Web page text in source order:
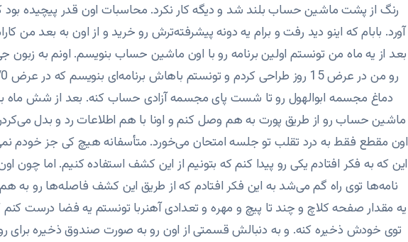
رنگ از پشت ماشین حساب بلند شد و دیگه کار نکرد. محاسبات اون قدر پیچیده
آورد. بابام که اینو دید رفت و برام یه دونه پیشرفته‌ترش رو خرید و از اون به بعد من
بعد از یه ماه من تونستم اولین برنامه رو با اون ماشین حساب بنویسم. اونم به زبون
ماشین حساب رو از طریق پورت به هم وصل کنم و اونا با هم اطلاعات رد و بدل
اون مقطع فقط به درد تقلب تو جلسه امتحان می‌خورد. متأسفانه هیچ کی جز خودم
این که به فکر افتادم یکی رو پیدا کنم که بتونیم از این کشف استفاده کنیم. اما چون
نامه‌ها توی راه گم می‌شد به این فکر افتادم که از طریق این کشف فاصله‌ها رو به هم
یه مقدار صفحه کلاچ و چند تا پیچ و مهره و تعدادی آهنربا تونستم یه فضا درست
توی خودش ذخیره کنه. و به دنبالش قسمتی از اون رو به صورت صندوق ذخیره برای